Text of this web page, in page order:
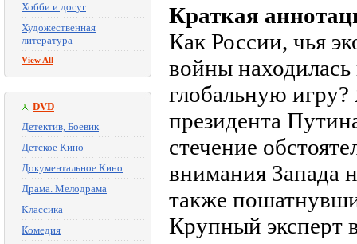
Хобби и досуг
Художественная
литература
View All
DVD
Детектив, Боевик
Детское Кино
Документальное Кино
Драма. Мелодрама
Классика
Комедия
Краткая
Как России, чья
войны находилась
глобальную игру?
президента
стечение
внимания Запада
также
Крупный эксперт